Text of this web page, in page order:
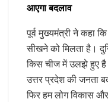
आएगा बदलाव
पूर्व मुख्यमंत्री ने कहा
सीखने को मिलता है।
किस चीज में उलझे हुए
उत्तर प्रदेश की जनता
फिर हम लोग विकास